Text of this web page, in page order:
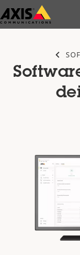
Salta
al